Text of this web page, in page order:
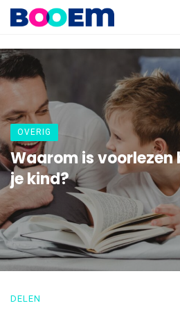
OVERIG
Waarom is
je kind?
DELEN